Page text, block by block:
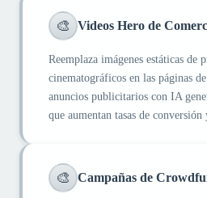
🎨 Videos Hero de
Reemplaza imágenes estáticas de
cinematográficos en las páginas
anuncios publicitarios con IA
que aumentan tasas de conversión
🎨 Campañas de